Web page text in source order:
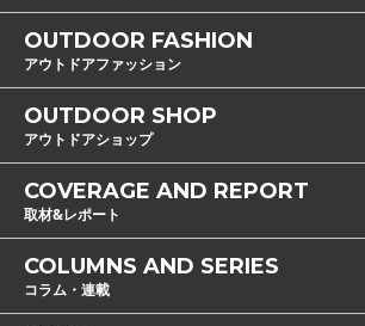
OUTDOOR FASHION
アウトドアファッション
OUTDOOR SHOP
アウトドアショップ
COVERAGE AND REPORT
取材&レポート
COLUMNS AND SERIES
コラム・連載